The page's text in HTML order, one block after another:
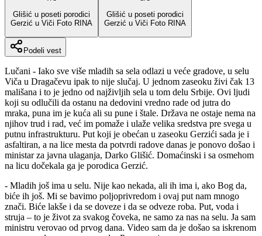
Glišić u poseti porodici
Gerzić u Viči Foto RINA
Glišić u poseti porodici
Gerzić u Viči Foto RINA
Podeli vest
Lučani - Iako sve više mladih sa sela odlazi u veće gradove, u selu
Viča u Dragačevu ipak to nije slučaj. U jednom zaseoku živi čak 13
mališana i to je jedno od najživljih sela u tom delu Srbije. Ovi ljudi
koji su odlučili da ostanu na dedovini vredno rade od jutra do
mraka, puna im je kuća ali su pune i štale. Država ne ostaje nema na
njihov trud i rad, već im pomaže i ulaže velika sredstva pre svega u
putnu infrastrukturu. Put koji je obećan u zaseoku Gerzići sada je i
asfaltiran, a na lice mesta da potvrdi radove danas je ponovo došao i
ministar za javna ulaganja, Darko Glišić. Domaćinski i sa osmehom
na licu dočekala ga je porodica Gerzić.
- Mladih još ima u selu. Nije kao nekada, ali ih ima i, ako Bog da,
biće ih još. Mi se bavimo poljoprivredom i ovaj put nam mnogo
znači. Biće lakše i da se doveze i da se odveze roba. Put, voda i
struja – to je život za svakog čoveka, ne samo za nas na selu. Ja sam
ministru verovao od prvog dana. Video sam da je došao sa iskrenom